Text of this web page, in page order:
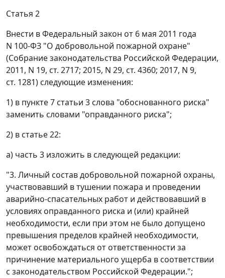
Статья 2
Внести в Федеральный закон от 6 мая 2011 года
N 100-ФЗ "О добровольной пожарной охране"
(Собрание законодательства Российской Федерации,
2011, N 19, ст. 2717; 2015, N 29, ст. 4360; 2017, N 9,
ст. 1281) следующие изменения:
1) в пункте 7 статьи 3 слова "обоснованного риска"
заменить словами "оправданного риска";
2) в статье 22:
а) часть 3 изложить в следующей редакции:
"3. Личный состав добровольной пожарной охраны,
участвовавший в тушении пожара и проведении
аварийно-спасательных работ и действовавший в
условиях оправданного риска и (или) крайней
необходимости, если при этом не было допущено
превышения пределов крайней необходимости,
может освобождаться от ответственности за
причинение материального ущерба в соответствии
с законодательством Российской Федерации.";